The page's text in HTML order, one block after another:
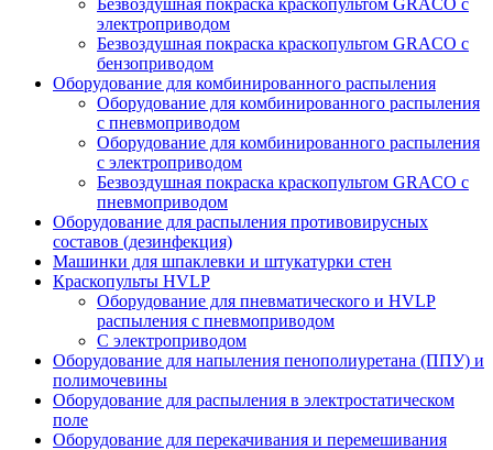
электроприводом
Безвоздушная покраска краскопультом GRACO с
бензоприводом
Оборудование для комбинированного распыления
Оборудование для комбинированного распыления
с пневмоприводом
Оборудование для комбинированного распыления
с электроприводом
Безвоздушная покраска краскопультом GRACO с
пневмоприводом
Оборудование для распыления противовирусных
составов (дезинфекция)
Машинки для шпаклевки и штукатурки стен
Краскопульты HVLP
Оборудование для пневматического и HVLP
распыления с пневмоприводом
C электроприводом
Оборудование для напыления пенополиуретана (ППУ) и
полимочевины
Оборудование для распыления в электростатическом
поле
Оборудование для перекачивания и перемешивания